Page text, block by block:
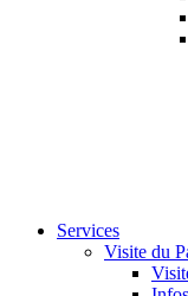
Services
Visite du